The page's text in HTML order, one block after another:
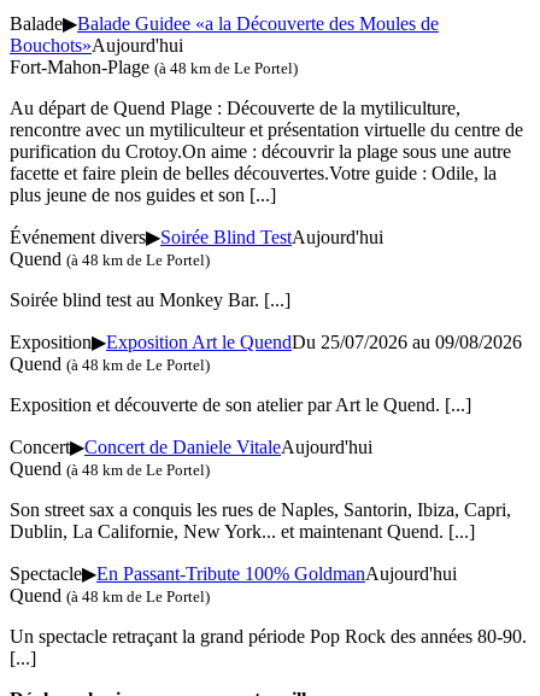
Balade▶Balade Guidee «a la Découverte des Moules de
Bouchots»Aujourd'hui
Fort-Mahon-Plage (à 48 km de Le Portel)
Au départ de Quend Plage : Découverte de la mytiliculture,
rencontre avec un mytiliculteur et présentation virtuelle du centre de
purification du Crotoy.On aime : découvrir la plage sous une autre
facette et faire plein de belles découvertes.Votre guide : Odile, la
plus jeune de nos guides et son [...]
Événement divers▶Soirée Blind TestAujourd'hui
Quend (à 48 km de Le Portel)
Soirée blind test au Monkey Bar. [...]
Exposition▶Exposition Art le QuendDu 25/07/2026 au 09/08/2026
Quend (à 48 km de Le Portel)
Exposition et découverte de son atelier par Art le Quend. [...]
Concert▶Concert de Daniele VitaleAujourd'hui
Quend (à 48 km de Le Portel)
Son street sax a conquis les rues de Naples, Santorin, Ibiza, Capri,
Dublin, La Californie, New York... et maintenant Quend. [...]
Spectacle▶En Passant-Tribute 100% GoldmanAujourd'hui
Quend (à 48 km de Le Portel)
Un spectacle retraçant la grand période Pop Rock des années 80-90.
[...]